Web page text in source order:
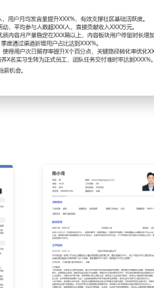
转化与社区热度，独立策划并执行月
法与奖励机制；负责活动页面内容填
均吸引XXX人参与，带动相关课程收入
UGC内容生态建设，制定内容质量标
期进行内容选题策划与话题引导；组
产出量提升XXX%，内容互动率增长
，单个用户获取成本降低XXX%。
据，定位运营问题点；依据数据结论
，关键指标迭代效率提升XXX%。
级运营专员的日常任务分配与指导；梳
文档；组织团队内部经验分享会，
，新人独立上岗周期缩短XXX天。
至XXX人，用户月均发言量提升XXX%